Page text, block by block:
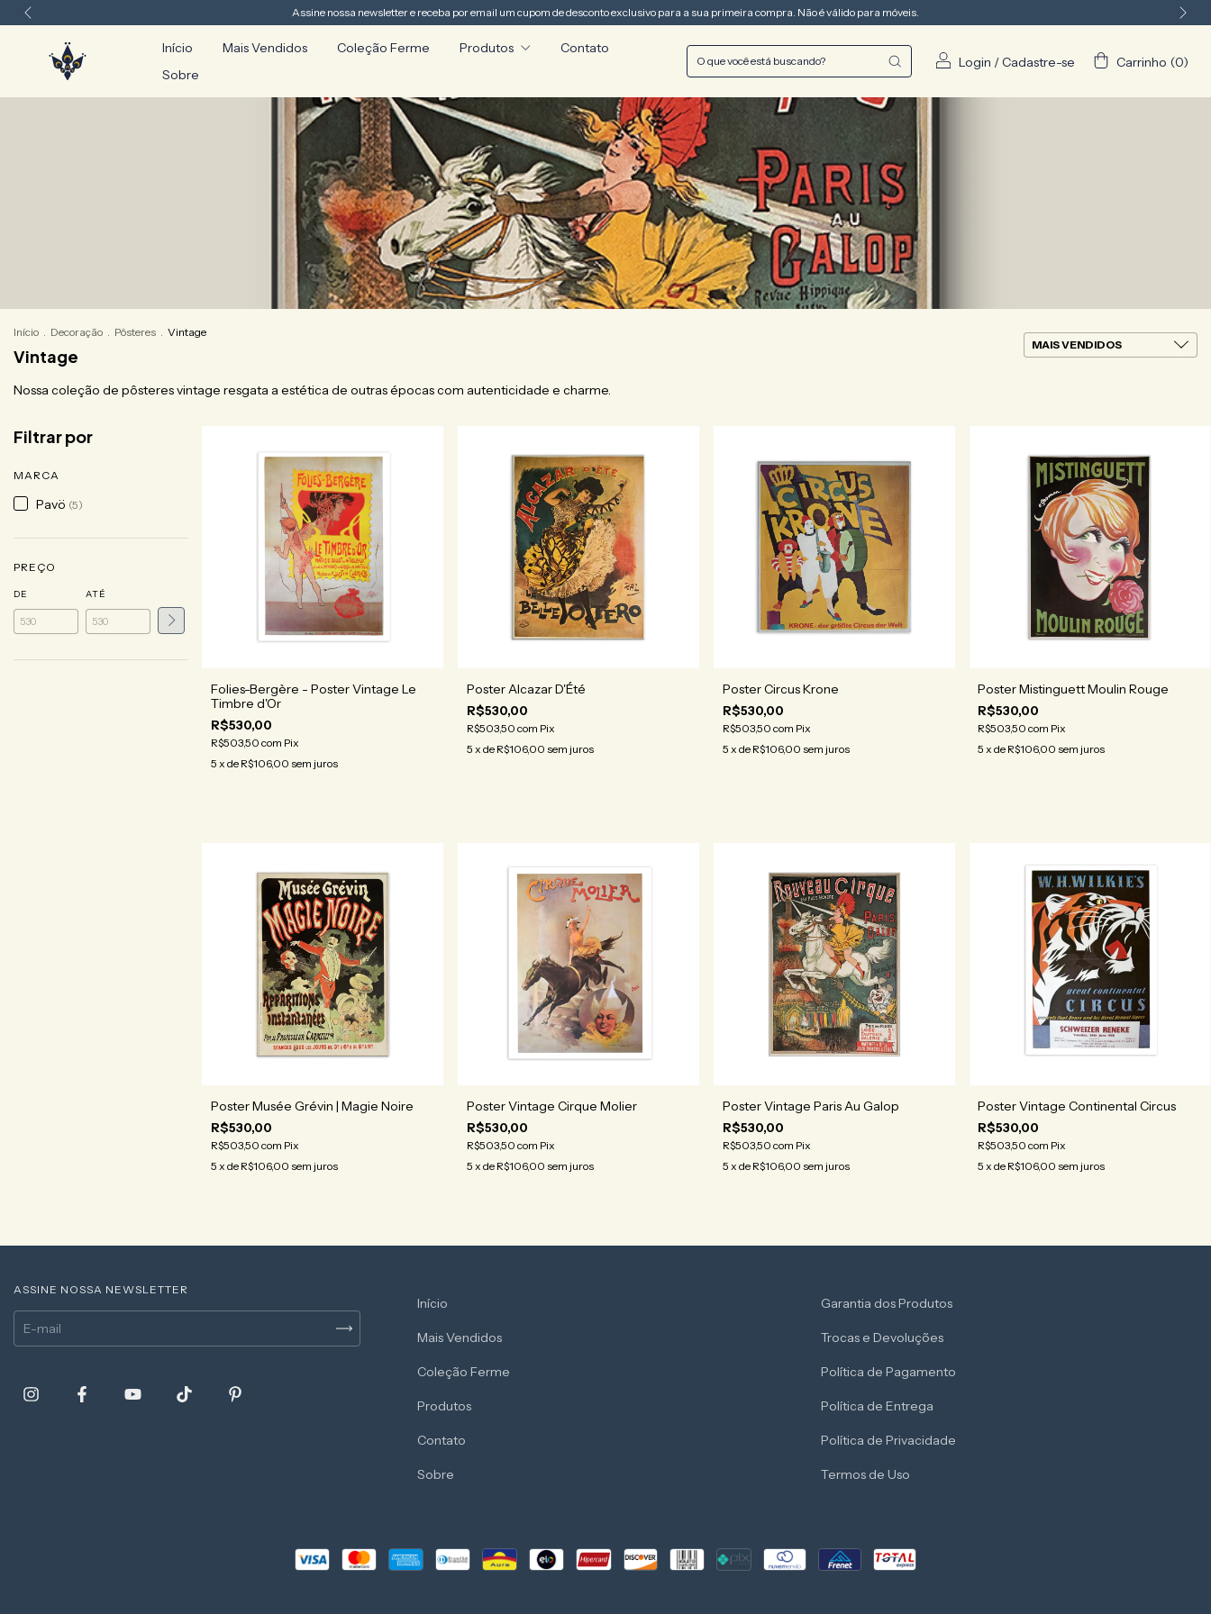
Assine nossa newsletter e receba por email um cupom de desconto exclusivo para a sua primeira compra. Não é válido para móveis.
Início Mais Vendidos Coleção Ferme Produtos
Contato
Sobre
Login /Cadastre-se Carrinho (0)
Início . Decoração . Pôsteres . Vintage
Vintage
Nossa coleção de pôsteres vintage resgata a estética de outras épocas com autenticidade e charme.
Filtrar por
MARCA
Pavö (5)
PREÇO
DE ATÉ
Folies-Bergère - Poster Vintage Le
Timbre d'Or
R$530,00
R$503,50 com Pix
5 x de R$106,00 sem juros
Poster Alcazar D'Été
R$530,00
R$503,50 com Pix
5 x de R$106,00 sem juros
Poster Circus Krone
R$530,00
R$503,50 com Pix
5 x de R$106,00 sem juros
Poster Mistinguett Moulin Rouge
R$530,00
R$503,50com Pix
5 x de R$106,00 sem juros
Poster Musée Grévin | Magie Noire
R$530,00
R$503,50 com Pix
5 x de R$106,00 sem juros
Poster Vintage Cirque Molier
R$530,00
R$503,50 com Pix
5 x de R$106,00 sem juros
Poster Vintage Paris Au Galop
R$530,00
R$503,50 com Pix
5 x de R$106,00 sem juros
Poster Vintage Continental Circus
R$530,00
R$503,50com Pix
5 x de R$106,00 sem juros
ASSINE NOSSA NEWSLETTER
Início
Mais Vendidos
Coleção Ferme
Produtos
Contato
Sobre
Garantia dos Produtos
Trocas e Devoluções
Política de Pagamento
Política de Entrega
Política de Privacidade
Termos de Uso